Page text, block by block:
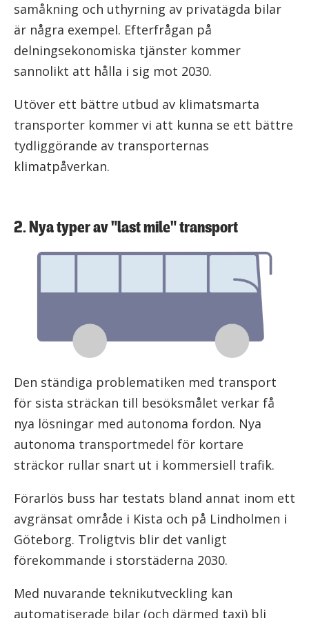
samåkning och uthyrning av privatägda bilar
är några exempel. Efterfrågan på
delningsekonomiska tjänster kommer
sannolikt att hålla i sig mot 2030.
Utöver ett bättre utbud av klimatsmarta
transporter kommer vi att kunna se ett bättre
tydliggörande av transporternas
klimatpåverkan.
2. Nya typer av "last mile" transport
Den ständiga problematiken med transport
för sista sträckan till besöksmålet verkar få
nya lösningar med autonoma fordon. Nya
autonoma transportmedel för kortare
sträckor rullar snart ut i kommersiell trafik.
Förarlös buss har testats bland annat inom ett
avgränsat område i Kista och på Lindholmen i
Göteborg. Troligtvis blir det vanligt
förekommande i storstäderna 2030.
Med nuvarande teknikutveckling kan
automatiserade bilar (och därmed taxi) bli